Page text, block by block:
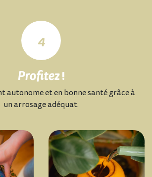
4
Profitez!
autonome et en bonne santé grâce à
un arrosage adéquat.